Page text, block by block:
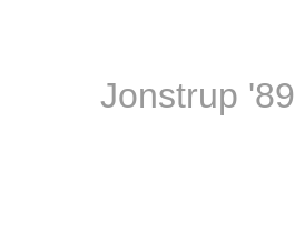
Jonstrup '89